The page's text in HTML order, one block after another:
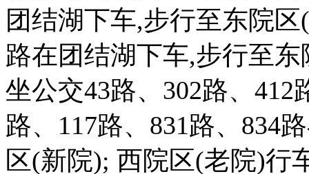
团结湖下车,步行至东院
路在团结湖下车,步行至
坐公交43路、302路、412
路、117路、831路、834
区(新院); 西院区(老院)行